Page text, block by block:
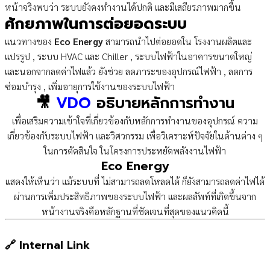
หน้าจริงพบว่า ระบบยังคงทำงานได้ปกติ และมีเสถียรภาพมากขึ้น
ศักยภาพในการต่อยอดระบบ
แนวทางของ Eco Energyสามารถนำไปต่อยอดใน โรงงานผลิตและ
แปรรูป , ระบบ HVAC และ Chiller , ระบบไฟฟ้าในอาคารขนาดใหญ่
และนอกจากลดค่าไฟแล้ว ยังช่วย ลดภาระของอุปกรณ์ไฟฟ้า , ลดการ
ซ่อมบำรุง , เพิ่มอายุการใช้งานของระบบไฟฟ้า
🎥 VDO อธิบายหลักการทำงาน
เพื่อเสริมความเข้าใจที่เกี่ยวข้องกับหลักการทำงานของอุปกรณ์ ความ
เกี่ยวข้องกับระบบไฟฟ้า และวิศวกรรม เพื่อวิเคราะห์ปัจจัยในด้านต่าง ๆ
ในการตัดสินใจ ในโครงการประหยัดพลังงานไฟฟ้า
Eco Energy
แสดงให้เห็นว่า แม้ระบบที่ ไม่สามารถลดโหลดได้ ก็ยังสามารถลดค่าไฟได้
ผ่านการเพิ่มประสิทธิภาพของระบบไฟฟ้า และผลลัพท์ที่เกิดขึ้นจาก
หน้างานจริงคือหลักฐานที่ชัดเจนที่สุดของแนวคิดนี้
🔗 Internal Link